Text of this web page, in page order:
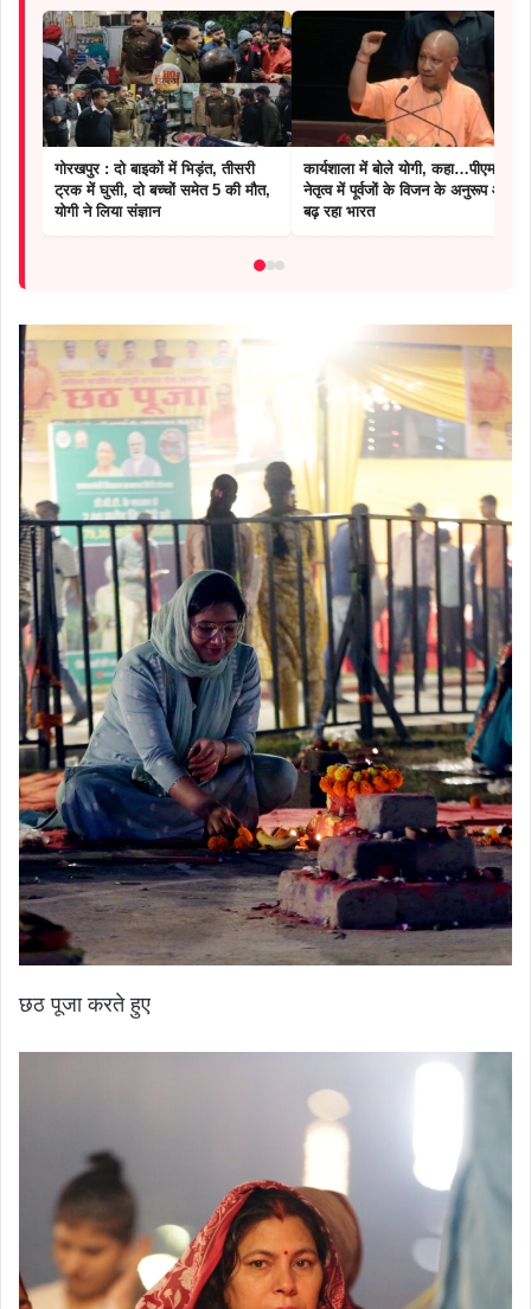
गोरखपुर : दो बाइकों में भिड़ंत, तीसरी
ट्रक में घुसी, दो बच्चों समेत 5 की मौत,
योगी ने लिया संज्ञान
कार्यशाला में बोले योगी, कहा…पीएम के
नेतृत्व में पूर्वजों के विजन के अनुरूप आगे
बढ़ रहा भारत
छठ पूजा करते हुए